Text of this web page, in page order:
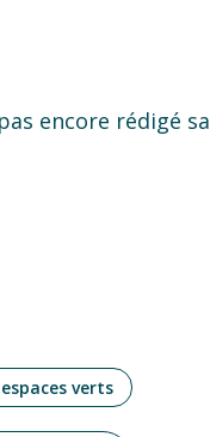
encore rédigé sa
verts